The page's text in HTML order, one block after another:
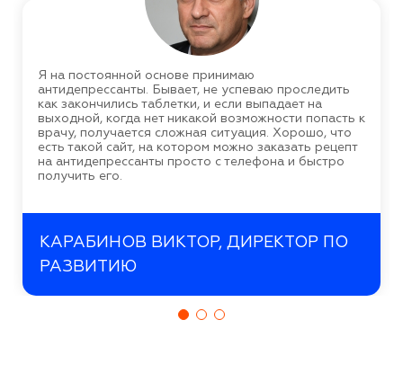
Я на постоянной основе принимаю
антидепрессанты. Бывает, не успеваю проследить
как закончились таблетки, и если выпадает на
выходной, когда нет никакой возможности попасть к
врачу, получается сложная ситуация. Хорошо, что
есть такой сайт, на котором можно заказать рецепт
на антидепрессанты просто с телефона и быстро
получить его.
КАРАБИНОВ ВИКТОР, ДИРЕКТОР ПО
РАЗВИТИЮ